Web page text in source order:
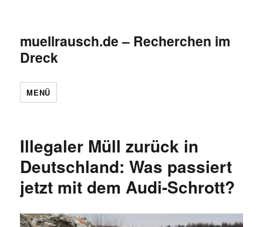
muellrausch.de – Recherchen im
Dreck
MENÜ
Illegaler Müll zurück in
Deutschland: Was passiert
jetzt mit dem Audi-Schrott?